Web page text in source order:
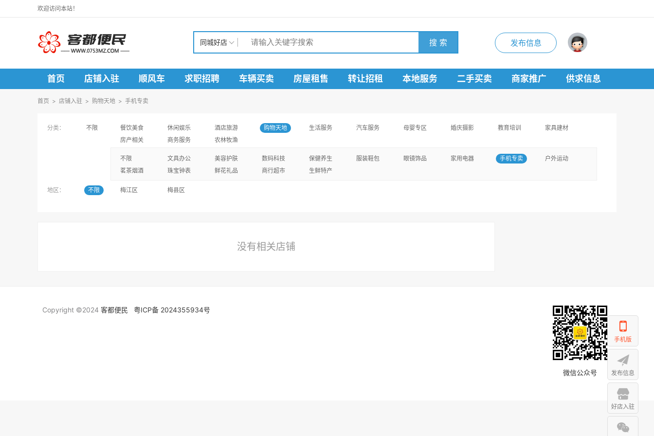
欢迎访问本站！
同城好店 搜 索 发布信息
首页 店铺入驻 顺风车 求职招聘 车辆买卖 房屋租售 转让招租 本地服务 二手买卖 商家推广
供求信息
寻人寻物
首页 > 店铺入驻 > 购物天地 > 手机专卖
分类： 不限 餐饮美食 休闲娱乐 酒店旅游 购物天地 生活服务 汽车服务 母婴专区 婚庆摄影 教育培训
家具建材
房产相关
商务服务 农林牧渔
不限 文具办公 美容护肤 数码科技 保健养生 服装鞋包 眼镜饰品 家用电器 手机专卖
户外运动
茗茶烟酒
珠宝钟表 鲜花礼品 商行超市 生鲜特产
地区： 不限 梅江区 梅县区
没有相关店铺
Copyright ©2024 客都便民 粤ICP备 2024355934号
微信公众号
手机版
发布信息
好店入驻